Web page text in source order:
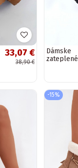
33,07 €
38,90 €
Dámske
zateplené
-15%